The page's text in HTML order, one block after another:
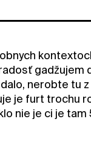
gadžujem
nerobte tu
je furt trochu
nie je ci je